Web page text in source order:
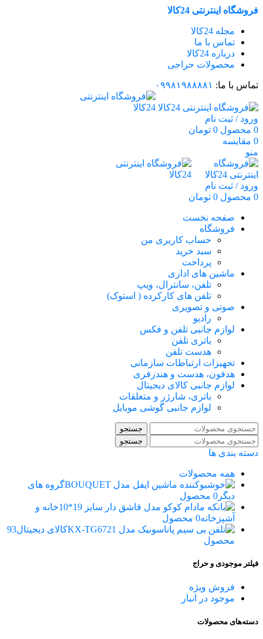
فروشگاه اینترنتی 24کالا
مجله 24کالا
تماس با ما
درباره 24کالا
محصولات حراجی
تماس با ما: ۰۹۹۸۱۹۸۸۸۸۱
ورود / ثبت نام
0 محصول 0 تومان
0 مقایسه
منو
ورود / ثبت نام
0 محصول 0 تومان
صفحه نخست
فروشگاه
حساب کاربری من
سبد خرید
پرداخت
ماشین های اداری
تلفن، سانترال، ویپ
تلفن های کارکرده ( استوک)
صوتی و تصویری
رادیو
لوازم جانبی تلفن و فکس
باتری تلفن
هدست تلفن
تجهیزات ارتباطات سازمانی
هدفون، هدست و هندزفری
لوازم جانبی کالای دیجیتال
باتری، شارژر و متعلقات
لوازم جانبی گوشی موبایل
جستجو
جستجو
دسته بندی ها
همه محصولات
گروه های
دیگر 0 محصول
خانه و
آشپزخانه0 محصول
کالای دیجیتال93
محصول
فیلتر موجودی و حراج
فروش ویژه
موجود در انبار
دسته‌های محصولات